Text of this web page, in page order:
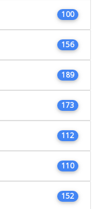
100
156
189
173
112
110
152